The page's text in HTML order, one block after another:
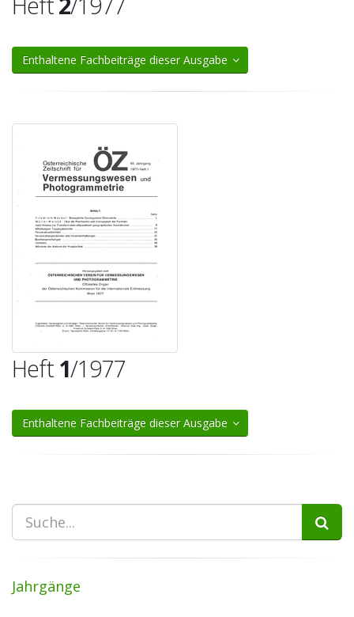
Enthaltene Fachbeiträge dieser Ausgabe
Heft 1/1977
Enthaltene Fachbeiträge dieser Ausgabe
Jahrgänge